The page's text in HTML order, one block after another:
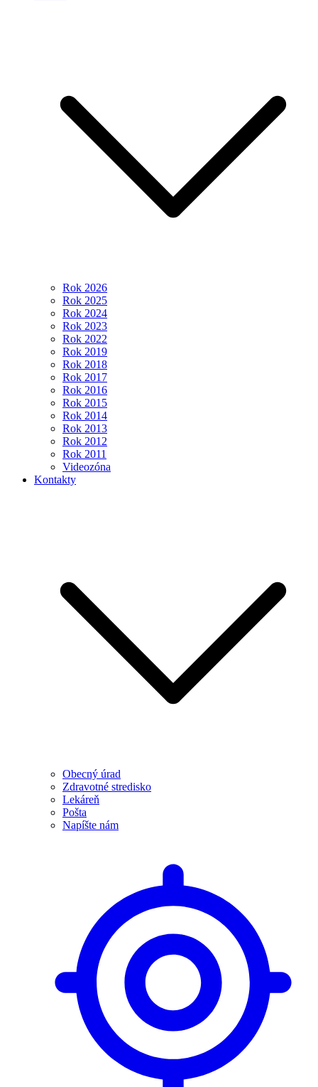
Rok 2026
Rok 2025
Rok 2024
Rok 2023
Rok 2022
Rok 2019
Rok 2018
Rok 2017
Rok 2016
Rok 2015
Rok 2014
Rok 2013
Rok 2012
Rok 2011
Videozóna
Kontakty
Obecný úrad
Zdravotné stredisko
Lekáreň
Pošta
Napíšte nám